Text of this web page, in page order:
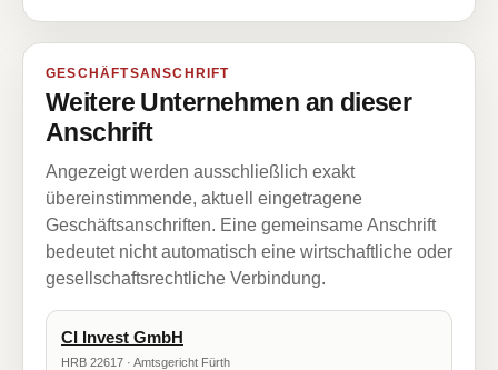
GESCHÄFTSANSCHRIFT
Weitere Unternehmen an dieser
Anschrift
Angezeigt werden ausschließlich exakt
übereinstimmende, aktuell eingetragene
Geschäftsanschriften. Eine gemeinsame Anschrift
bedeutet nicht automatisch eine wirtschaftliche oder
gesellschaftsrechtliche Verbindung.
CI Invest GmbH
HRB 22617 · Amtsgericht Fürth